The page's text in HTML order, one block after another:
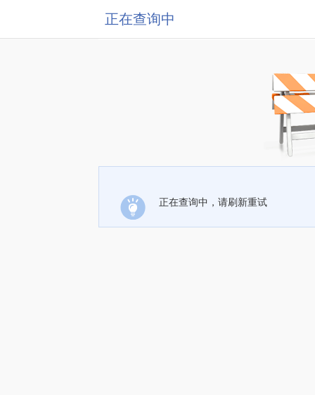
正在查询中
正在查询中，请刷新重试